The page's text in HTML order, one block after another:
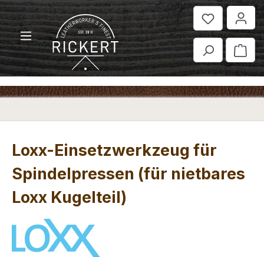
Zum Hauptinhalt springen
Loxx-Einsetzwerkzeug für
Spindelpressen (für nietbares
Loxx Kugelteil)